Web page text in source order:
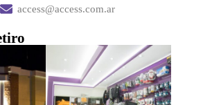
access@access.com.ar